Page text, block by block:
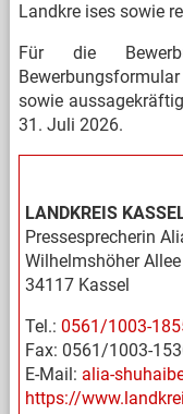
Landkre ises sowie
Für die
sowie
31. Juli 2026.
LANDKREIS
Pressesprecherin
Wilhelmshöher Allee
34117 Kassel
Tel.: 0561/1003-
Fax: 0561/1003-
E-Mail: alia-
https://